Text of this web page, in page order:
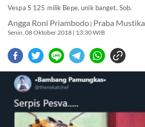
Vespa S 125 milik Bepe, unik banget, Sob.
Angga Roni Priambodo | Praba Mustika
Senin, 08 Oktober 2018 | 13:30 WIB